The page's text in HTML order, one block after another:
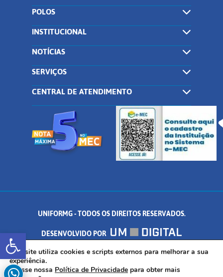
Abrir a barra de ferramentas
POLOS
INSTITUCIONAL
NOTÍCIAS
SERVIÇOS
CENTRAL DE ATENDIMENTO
UNIFORMG - TODOS OS DIREITOS RESERVADOS.
DESENVOLVIDO POR
AV. DR. ARNALDO DE SENNA, 328 - PALMEIRAS, FORMIGA/MG - CEP:
35.574.530
Este site utiliza cookies e scripts externos para melhorar a sua
experiência.
Acesse nossa Política de Privacidade para obter mais